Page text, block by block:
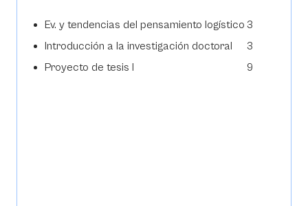
Ev. y tendencias del pensamiento logístico 3
Introducción a la investigación doctoral
3
Proyecto de tesis I
9